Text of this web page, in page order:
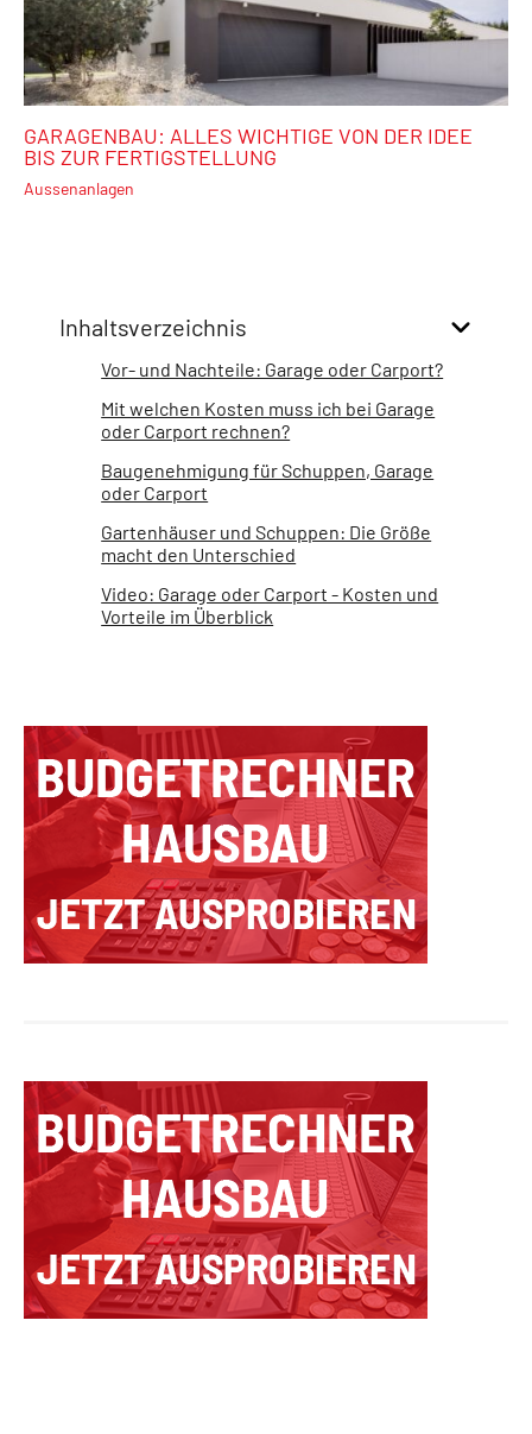
GARAGENBAU: ALLES WICHTIGE VON DER IDEE
BIS ZUR FERTIGSTELLUNG
Aussenanlagen
Inhaltsverzeichnis
Vor- und Nachteile: Garage oder Carport?
Mit welchen Kosten muss ich bei Garage
oder Carport rechnen?
Baugenehmigung für Schuppen, Garage
oder Carport
Gartenhäuser und Schuppen: Die Größe
macht den Unterschied
Video: Garage oder Carport - Kosten und
Vorteile im Überblick